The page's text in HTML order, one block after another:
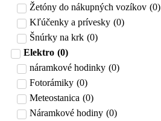
Žetóny do nákupných vozíkov (0)
Kľúčenky a prívesky (0)
Šnúrky na krk (0)
Elektro (0)
náramkové hodinky (0)
Fotorámiky (0)
Meteostanica (0)
Náramkové hodiny (0)